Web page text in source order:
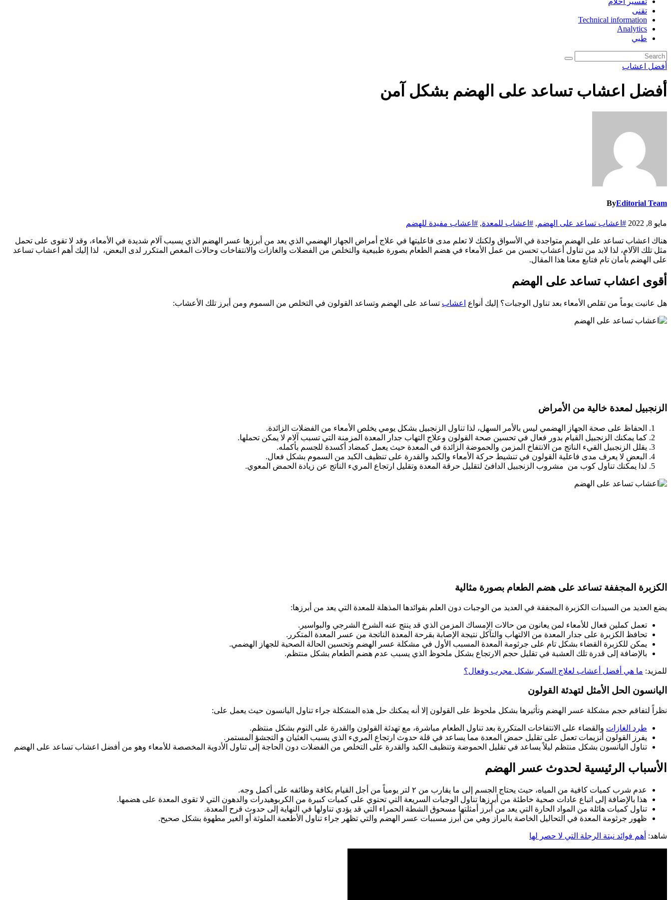
تقنى
Technical information
Analytics
طبي
أفضل اعشاب
أفضل اعشاب تساعد على الهضم بشكل آمن
ByEditorial Team
مايو 8, 2022 #اعشاب تساعد على الهضم, #اعشاب للمعدة, #اعشاب مفيدة للهضم
هناك اعشاب تساعد على الهضم متواجدة في الأسواق ولكنك لا تعلم مدى فاعليتها في علاج أمراض الجهاز الهضمي الذي يعد من أبرزها عسر الهضم الذي يسبب آلام شديدة في الأمعاء، وقد لا تقوى على تحمل
مثل تلك الآلام، لذا لابد من تناول أعشاب تحسن من عمل الأمعاء في هضم الطعام بصورة طبيعية والتخلص من الفضلات والغازات والانتفاخات وحالات المغص المتكرر لدى البعض، لذا إليك أهم اعشاب تساعد
على الهضم بأمان تام فتابع معنا هذا المقال.
أقوى اعشاب تساعد على الهضم
هل عانيت يوماً من تقلص الأمعاء بعد تناول الوجبات؟ إليك أنواع اعشاب تساعد على الهضم وتساعد القولون في التخلص من السموم ومن أبرز تلك الأعشاب:
الزنجبيل لمعدة خالية من الأمراض
الحفاظ على صحة الجهاز الهضمي ليس بالأمر السهل، لذا تناول الزنجبيل بشكل يومي يخلص الأمعاء من الفضلات الزائدة.
كما يمكنك الزنجبيل القيام بدور فعال في تحسين صحة القولون وعلاج التهاب جدار المعدة المزمنة التي تسبب آلام لا يمكن تحملها.
يقلل الزنجبيل القيء الناتج من الانتفاخ المزمن والحموضة الزائدة في المعدة حيث يعمل كمضاد أكسدة للجسم بأكمله.
البعض لا يعرف مدى فاعلية القولون في تنشيط حركة الأمعاء والكبد والقدرة على تنظيف الكبد من السموم بشكل فعال.
لذا يمكنك تناول كوب من مشروب الزنجبيل الدافئ لتقليل حرقة المعدة وتقليل ارتجاع المريء الناتج عن زيادة الحمض المعوي.
الكزبرة المجففة تساعد على هضم الطعام بصورة مثالية
يضع العديد من السيدات الكزبرة المجففة في العديد من الوجبات دون العلم بفوائدها المذهلة للمعدة التي يعد من أبرزها:
تعمل كملين فعال للأمعاء لمن يعانون من حالات الإمساك المزمن الذي قد ينتج عنه الشرخ الشرجي والبواسير.
تحافظ الكزبرة على جدار المعدة من الالتهاب والتآكل نتيجة الإصابة بقرحة المعدة الناتجة من عسر المعدة المتكرر.
يمكن للكزبرة القضاء بشكل تام على جرثومة المعدة المسبب الأول في مشكلة عسر الهضم وتحسين الحالة الصحية للجهاز الهضمي.
بالإضافة إلى قدرة تلك العشبة في تقليل حجم الارتجاع بشكل ملحوظ الذي يسبب عدم هضم الطعام بشكل منتظم.
للمزيد: ما هي أفضل أعشاب لعلاج السكر بشكل مجرب وفعال؟
اليانسون الحل الأمثل لتهدئة القولون
نظراً لتفاقم حجم مشكلة عسر الهضم وتأثيرها بشكل ملحوظ على القولون إلا أنه يمكنك حل هذه المشكلة جراء تناول اليانسون حيث يعمل على:
طرد الغازات والقضاء على الانتفاخات المتكررة بعد تناول الطعام مباشرة، مع تهدئة القولون والقدرة على النوم بشكل منتظم.
يفرز القولون أنزيمات تعمل على تقليل حمض المعدة مما يساعد في قلة حدوث ارتجاع المريء الذي يسبب الغثيان و التجشؤ المستمر.
تناول اليانسون بشكل منتظم ليلاً يساعد في تقليل الحموضة وتنظيف الكبد والقدرة على التخلص من الفضلات دون الحاجة إلى تناول الأدوية المخصصة للأمعاء وهو من أفضل اعشاب تساعد على الهضم
الأسباب الرئيسية لحدوث عسر الهضم
عدم شرب كميات كافية من المياه، حيث يحتاج الجسم إلى ما يقارب من ٢ لتر يومياً من أجل القيام بكافة وظائفه على أكمل وجه.
هذا بالإضافة إلى اتباع عادات صحية خاطئة من أبرزها تناول الوجبات السريعة التي تحتوي على كميات كبيرة من الكربوهيدرات والدهون التي لا تقوى المعدة على هضمها.
تناول كميات هائلة من المواد الحارة التي يعد من أبرز أمثلتها مسحوق الشطة الحمراء التي قد يؤدي تناولها في النهاية إلى حدوث قرح المعدة.
ظهور جرثومة المعدة في التحاليل الخاصة بالبراز وهي من أبرز مسببات عسر الهضم والتي تظهر جراء تناول الأطعمة الملوثة أو الغير مطهوة بشكل صحيح.
شاهد: أهم فوائد نبتة الرجلة التي لا حصر لها